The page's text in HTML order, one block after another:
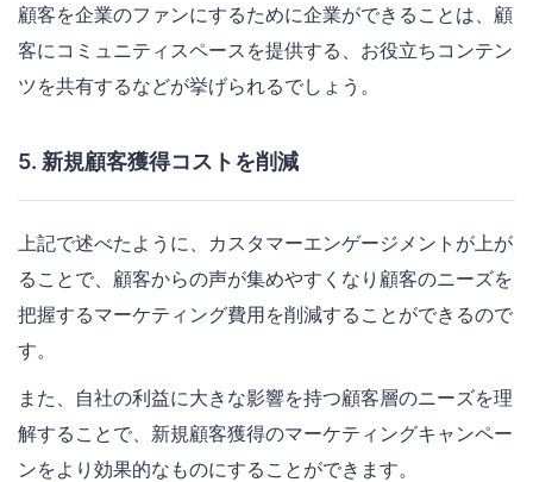
顧客を企業のファンにするために企業ができることは、顧
客にコミュニティスペースを提供する、お役立ちコンテン
ツを共有するなどが挙げられるでしょう。
5. 新規顧客獲得コストを削減
上記で述べたように、カスタマーエンゲージメントが上が
ることで、顧客からの声が集めやすくなり顧客のニーズを
把握するマーケティング費用を削減することができるので
す。
また、自社の利益に大きな影響を持つ顧客層のニーズを理
解することで、新規顧客獲得のマーケティングキャンペー
ンをより効果的なものにすることができます。